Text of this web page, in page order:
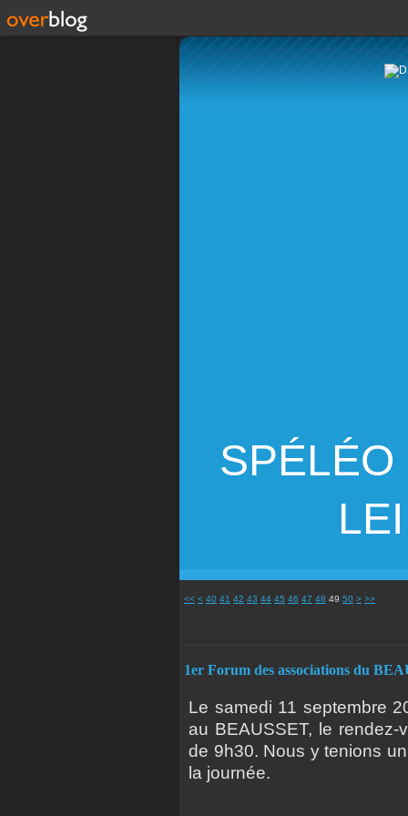
LEI
<< < 10
20
30
40 41 42 43 44 45 46 47 48 49 50 > >>
1er Forum des associations du
Le samedi 11 septembre
au BEAUSSET, le
de 9h30. Nous y tenions
la journée.